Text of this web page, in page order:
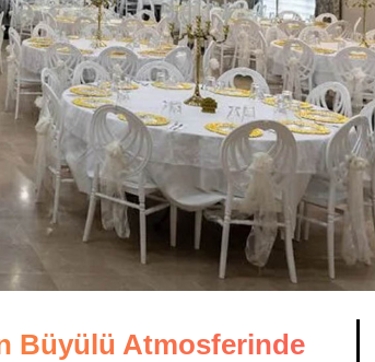
Büyülü Atmosferinde